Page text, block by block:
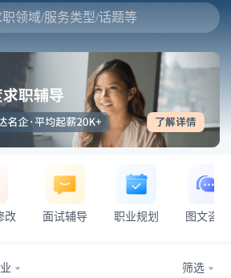
领域/服务类型/话题等
改 面试辅导 职业规划 图文咨询
筛选